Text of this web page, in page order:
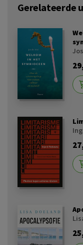
Gerelateerde